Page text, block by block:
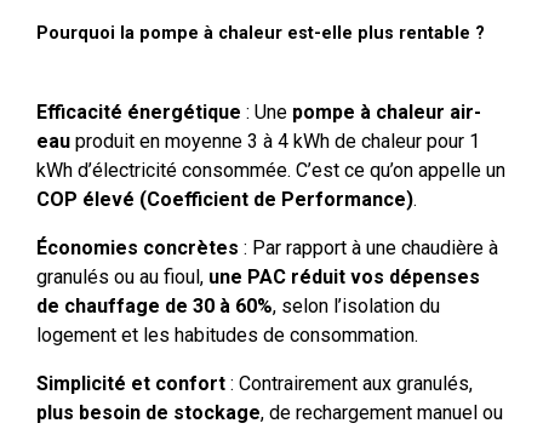
Pourquoi la pompe à chaleur est-elle plus rentable ?
Efficacité énergétique : Unepompe à chaleur air-
eauproduit en moyenne 3 à 4 kWh de chaleur pour 1
kWh d’électricité consommée. C’est ce qu’on appelle un
COP élevé (Coefficient de Performance).
Économies concrètes : Par rapport à une chaudière à
granulés ou au fioul,une PAC réduit vos dépenses
de chauffage de 30 à 60%, selon l’isolation du
logement et les habitudes de consommation.
Simplicité et confort: Contrairement aux granulés,
plus besoin de stockage, de rechargement manuel ou